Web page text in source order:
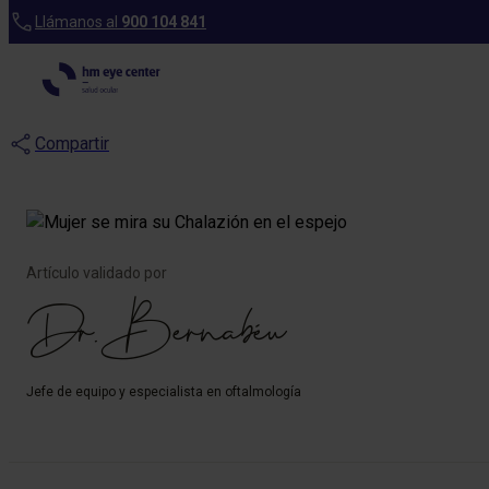
Llámanos al 900 104 841
Blog
Chalazión:
Compartir
Artículo validado por
Dr. Bernabéu
Jefe de equipo y especialista en oftalmología